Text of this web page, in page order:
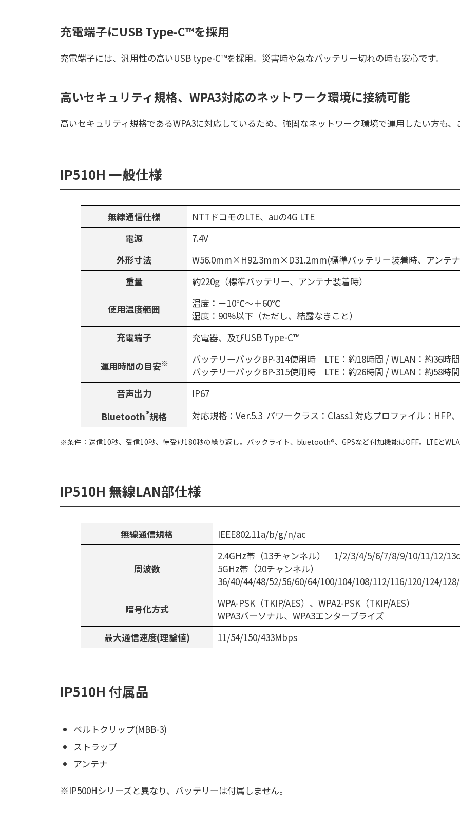
充電端子にUSB Type-C™を採用
充電端子には、汎用性の高いUSB type-C™を採用。災害時や急なバッテリー切れの時も安心です。
高いセキュリティ規格、WPA3対応のネットワーク環境に接続可能
高いセキュリティ規格であるWPA3に対応しているため、強固なネットワーク環境で運用したい方も、
IP510H 一般仕様
無線通信仕様
NTTドコモのLTE、auの4G LTE
電源
7.4V
外形寸法
W56.0mm×H92.3mm×D31.2mm(標準バッテリー装着時、アンテ
重量
約220g（標準バッテリー、アンテナ装着時）
使用温度範囲
温度：－10℃～＋60℃
湿度：90%以下（ただし、結露なきこと）
充電端子
充電器、及びUSB Type-C™
運用時間の目安※
バッテリーパックBP-314使用時 LTE：約18時間 / WLAN：約36時間
バッテリーパックBP-315使用時 LTE：約26時間 / WLAN：約58時間
音声出力
IP67
Bluetooth®規格 対応規格：Ver.5.3 パワークラス：Class1 対応プロファイル：HFP
※条件：送信10秒、受信10秒、待受け180秒の繰り返し。バックライト、bluetooth®、GPSなど付加機能はOFF。LTEと
IP510H 無線LAN部仕様
無線通信規格 IEEE802.11a/b/g/n/ac
周波数
2.4GHz帯（13チャンネル） 1/2/3/4/5/6/7/8/9/10/11/12/
5GHz帯（20チャンネル）
36/40/44/48/52/56/60/64/100/104/108/112/116/120/124/
暗号化方式
WPA-PSK（TKIP/AES）、WPA2-PSK（TKIP/AES）
WPA3パーソナル、WPA3エンタープライズ
最大通信速度(理論値)
11/54/150/433Mbps
IP510H 付属品
ベルトクリップ(MBB-3)
ストラップ
アンテナ
※IP500Hシリーズと異なり、バッテリーは付属しません。